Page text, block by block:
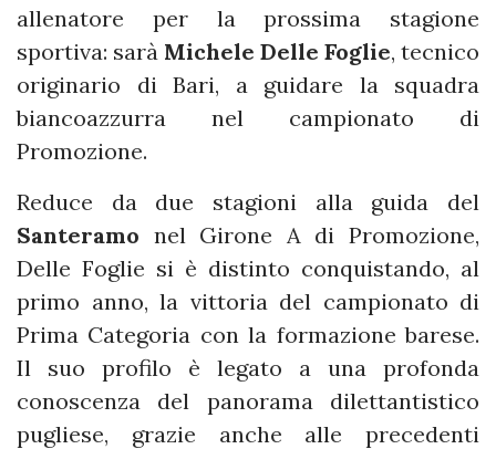
allenatore per la prossima stagione
sportiva: sarà Michele Delle Foglie, tecnico
originario di Bari, a guidare la squadra
biancoazzurra nel campionato di
Promozione.
Reduce da due stagioni alla guida del
Santeramo nel Girone A di Promozione,
Delle Foglie si è distinto conquistando, al
primo anno, la vittoria del campionato di
Prima Categoria con la formazione barese.
Il suo profilo è legato a una profonda
conoscenza del panorama dilettantistico
pugliese, grazie anche alle precedenti